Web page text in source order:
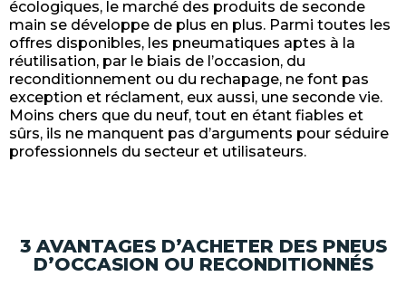
écologiques, le marché des produits de seconde
main se développe de plus en plus. Parmi toutes les
offres disponibles, les pneumatiques aptes à la
réutilisation, par le biais de l’occasion, du
reconditionnement ou du rechapage, ne font pas
exception et réclament, eux aussi, une seconde vie.
Moins chers que du neuf, tout en étant fiables et
sûrs, ils ne manquent pas d’arguments pour séduire
professionnels du secteur et utilisateurs.
3 AVANTAGES D’ACHETER DES PNEUS
D’OCCASION OU RECONDITIONNÉS